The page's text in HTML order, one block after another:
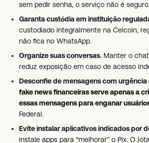
sem pedir senha, o serviço não é
Garanta custódia em instituição
custodiado integralmente na Celcoin,
não fica no WhatsApp.
Organize suas conversas. Manter o
reduz exposição em caso de acesso
Desconfie de mensagens com urgência
fake news financeiras serve apenas a
essas mensagens para enganar
Federal.
Evite instalar aplicativos indicados por
instale apps para “melhorar” o Pix. O